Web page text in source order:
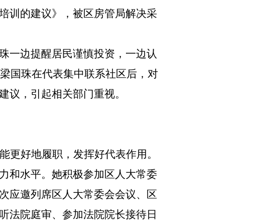
训的建议》，被区房管局解决采
一边提醒居民谨慎投资，一边认
国珠在代表集中联系社区后，对
议，引起相关部门重视。
更好地履职，发挥好代表作用。
和水平。她积极参加区人大常委
应邀列席区人大常委会会议、区
法院庭审、参加法院院长接待日